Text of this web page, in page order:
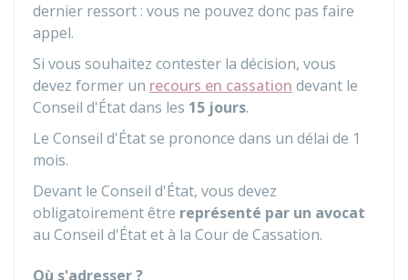
dernier ressort : vous ne pouvez donc pas faire
appel.
Si vous souhaitez contester la décision, vous
devez former un recours en cassation devant le
Conseil d'État dans les 15 jours.
Le Conseil d'État se prononce dans un délai de 1
mois.
Devant le Conseil d'État, vous devez
obligatoirement être représenté par un avocat
au Conseil d'État et à la Cour de Cassation.
Où s'adresser ?